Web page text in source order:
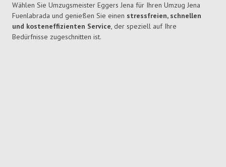
Wählen Sie Umzugsmeister Eggers Jena für Ihren Umzug Jena
Fuenlabrada und genießen Sie einen stressfreien, schnellen
und kosteneffizienten Service, der speziell auf Ihre
Bedürfnisse zugeschnitten ist.